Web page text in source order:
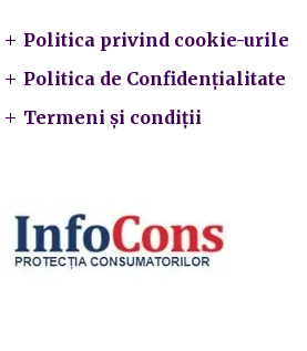
Politica privind cookie-urile
Politica de Confidențialitate
Termeni și condiții